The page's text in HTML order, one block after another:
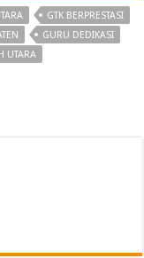
GTK BERPRESTASI
GURU DEDIKASI
UTARA